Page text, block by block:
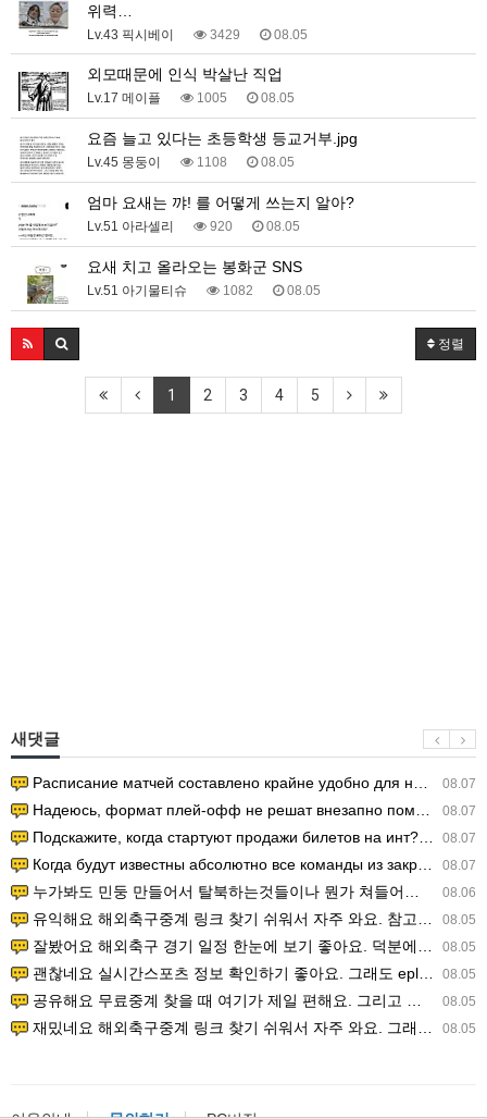
위력…
Lv.43 픽시베이 3429 08.05
외모때문에 인식 박살난 직업
Lv.17 메이플 1005 08.05
요즘 늘고 있다는 초등학생 등교거부.jpg
Lv.45 몽둥이 1108 08.05
엄마 요새는 꺄! 를 어떻게 쓰는지 알아?
Lv.51 아라셀리 920 08.05
요새 치고 올라오는 봉화군 SNS
Lv.51 아기물티슈 1082 08.05
정렬
1 2 3 4 5
새댓글
08.07
Расписание матчей составлено крайне удобно для нашего часово…
08.07
Надеюсь, формат плей-офф не решат внезапно поменять. https:/…
08.07
Подскажите, когда стартуют продажи билетов на инт? https://g…
08.07
Когда будут известны абсолютно все команды из закрытых квали…
08.06
누가봐도 민둥 만들어서 탈북하는것들이나 뭔가 쳐들어오는 낌새를 미리 알아차리기 위함이지 저걸 전쟁준비라고 하…
08.05
유익해요 해외축구중계 링크 찾기 쉬워서 자주 와요. 참고로 무료스포츠중계 정보 확인할 때 출처 꼭 체크해요.…
08.05
잘봤어요 해외축구 경기 일정 한눈에 보기 좋아요. 덕분에 epl중계 볼 때 공식 중계 채널 먼저 찾아봐요. …
08.05
괜찮네요 실시간스포츠 정보 확인하기 좋아요. 그래도 epl중계 볼 때 공식 중계 채널 먼저 찾아봐요. 북마크…
08.05
공유해요 무료중계 찾을 때 여기가 제일 편해요. 그리고 무료스포츠중계 정보 확인할 때 출처 꼭 체크해요. 앞…
08.05
재밌네요 해외축구중계 링크 찾기 쉬워서 자주 와요. 그래서 해외축구중계도 정식 서비스로 봐야 안전해요. 다음…